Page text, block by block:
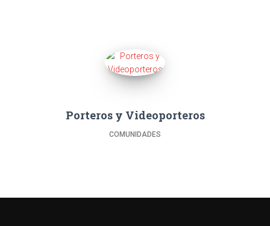
Porteros y Videoporteros
COMUNIDADES